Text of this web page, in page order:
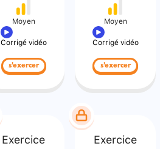
Moyen
Corrigé vidéo
s'exercer
Moyen
Corrigé vidéo
s'exercer
Exercice Exercice